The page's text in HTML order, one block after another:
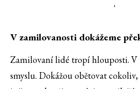
'
V zamilovanosti dokážeme
Zamilovaní lidé tropí hlouposti. V
smyslu. Dokážou obětovat